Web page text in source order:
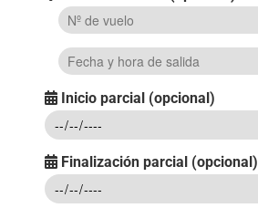
Inicio parcial (opcional)
Finalización parcial (opcional)